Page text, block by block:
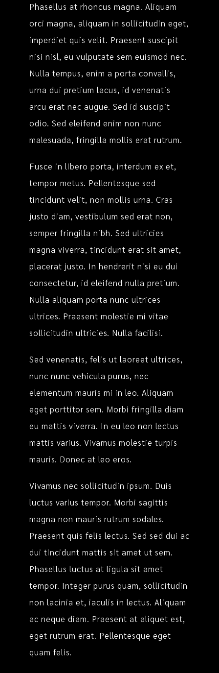
Phasellus at rhoncus magna. Aliquam
orci magna, aliquam in sollicitudin eget,
imperdiet quis velit. Praesent suscipit
nisi nisl, eu vulputate sem euismod nec.
Nulla tempus, enim a porta convallis,
urna dui pretium lacus, id venenatis
arcu erat nec augue. Sed id suscipit
odio. Sed eleifend enim non nunc
malesuada, fringilla mollis erat rutrum.
Fusce in libero porta, interdum ex et,
tempor metus. Pellentesque sed
tincidunt velit, non mollis urna. Cras
justo diam, vestibulum sed erat non,
semper fringilla nibh. Sed ultricies
magna viverra, tincidunt erat sit amet,
placerat justo. In hendrerit nisi eu dui
consectetur, id eleifend nulla pretium.
Nulla aliquam porta nunc ultrices
ultrices. Praesent molestie mi vitae
sollicitudin ultricies. Nulla facilisi.
Sed venenatis, felis ut laoreet ultrices,
nunc nunc vehicula purus, nec
elementum mauris mi in leo. Aliquam
eget porttitor sem. Morbi fringilla diam
eu mattis viverra. In eu leo non lectus
mattis varius. Vivamus molestie turpis
mauris. Donec at leo eros.
Vivamus nec sollicitudin ipsum. Duis
luctus varius tempor. Morbi sagittis
magna non mauris rutrum sodales.
Praesent quis felis lectus. Sed sed dui ac
dui tincidunt mattis sit amet ut sem.
Phasellus luctus at ligula sit amet
tempor. Integer purus quam, sollicitudin
non lacinia et, iaculis in lectus. Aliquam
ac neque diam. Praesent at aliquet est,
eget rutrum erat. Pellentesque eget
quam felis.